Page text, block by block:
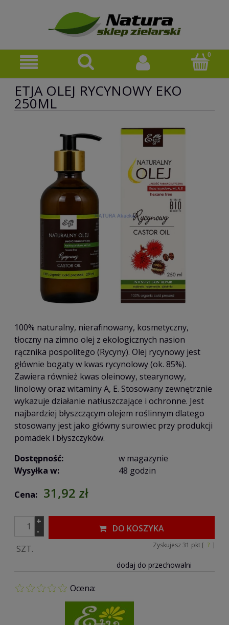
ETJA OLEJ RYCYNOWY EKO
250ML
100% naturalny, nierafinowany, kosmetyczny,
tłoczny na zimno olej z ekologicznych nasion
rącznika pospolitego (Rycyny). Olej rycynowy jest
głównie bogaty w kwas rycynolowy (ok. 85%).
Zawiera również kwas oleinowy, stearynowy,
linolowy oraz witaminy A, E. Stosowany zewnętrznie
wykazuje działanie natłuszczające i ochronne. Jest
najbardziej błyszczącym olejem roślinnym dlatego
stosowany jest jako główny surowiec przy produkcji
pomadek i błyszczyków.
Dostępność:
w magazynie
Wysyłka w:
48 godzin
Cena: 31,92 zł
+
-
SZT.
DO KOSZYKA
Zyskujesz31 pkt [ ? ]
dodaj do przechowalni
Ocena: